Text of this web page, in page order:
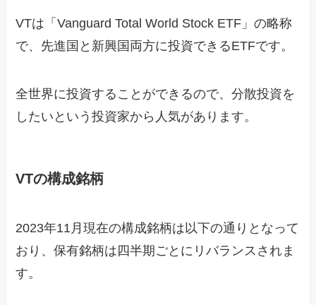
VTは「Vanguard Total World Stock ETF」の略称
で、先進国と新興国両方に投資できるETFです。
全世界に投資することができるので、分散投資を
したいという投資家から人気があります。
VTの構成銘柄
2023年11月現在の構成銘柄は以下の通りとなって
おり、保有銘柄は四半期ごとにリバランスされま
す。